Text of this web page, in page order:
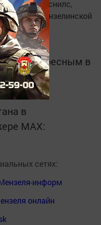
полис, снилс,
в Мензелинской
и интересным в
в
MАХ:
сетях:
информ
онлайн